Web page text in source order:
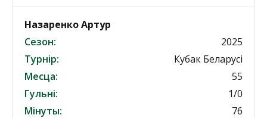
Назаренко Артур
Сезон:
2025
Турнір:
Кубак Беларусі
Месца:
55
Гульні:
1/0
Мінуты:
76